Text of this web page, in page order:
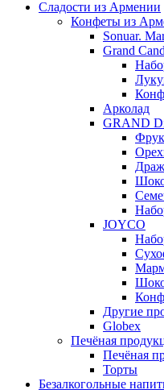
Сладости из Армении
Конфеты из
Sonuar.
Grand
Арколад
GRAND
JOYCO
Другие
Globex
Печёная
Печёная
Торты
Безалкогольные